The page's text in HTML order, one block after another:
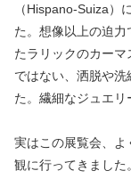
（Hispano-Suiza）
た。想像以上の迫
たラリックのカー
ではない、洒脱や
た。繊細なジュエリ
実はこの展覧会、
観に行ってきました